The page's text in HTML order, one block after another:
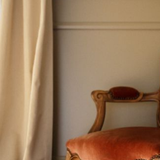
L’OnR avec
Visites de